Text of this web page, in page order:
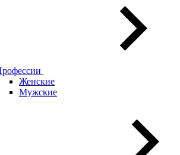
Женские
Мужские